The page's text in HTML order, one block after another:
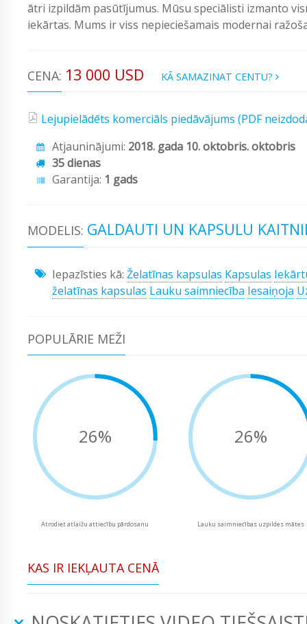
ātri izpildām pasūtījumus. Mūsu speciālisti izmanto
iekārtas. Mums ir viss nepieciešamais modernai
CENA: 13 000 USD KĀ SAMAZINAT CENTU?
Lejupielādēts komerciāls piedāvājums (PDF
Atjauninājumi: 2018. gada 10. oktobris. oktobris
35 dienas
Garantija: 1 gads
MODELIS: GALDAUTI UN KAPSULU
Iepazīsties kā: Želatīnas kapsulas Kapsulas
želatīnas kapsulas Lauku saimniecība Iesaiņoja
POPULĀRIE MEŽI
26%
Atrodiet atlaižu attiecību pārdosanu
26%
Lauku saimniecības uzpildes mātes
KAS IR IEKĻAUTA CENĀ